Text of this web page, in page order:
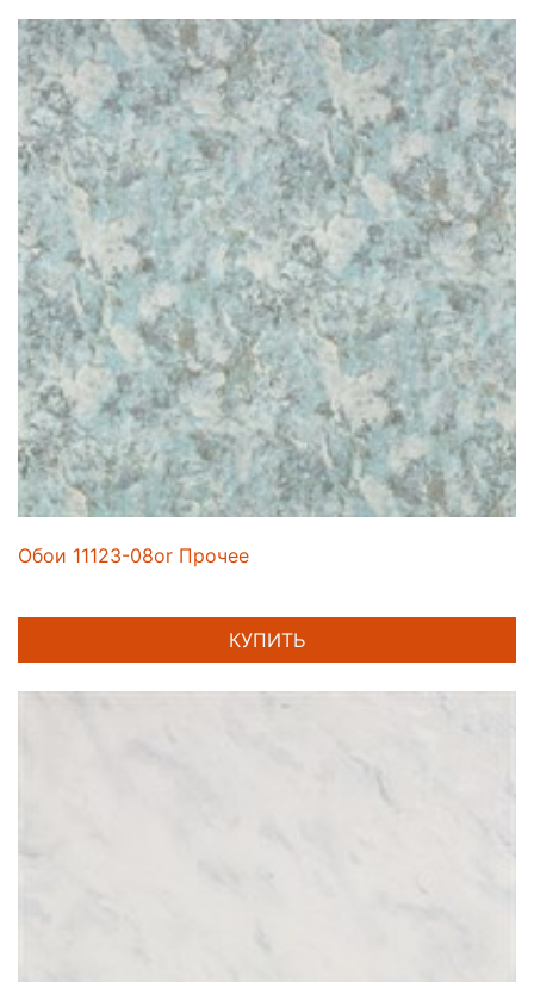
Обои 11123-08or Прочее
КУПИТЬ